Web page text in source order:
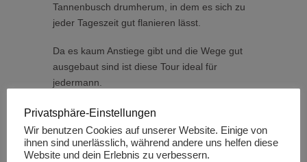
Tannenbusch drumherum, in dem es sich zu
jeder Tageszeit gut flanieren lässt.
Da es kaum Anstiege gibt und die Wege gut
ausgebaut sind ist diese Tour ideal für
jedermann.
Privatsphäre-Einstellungen
Wir benutzen Cookies auf unserer Website. Einige von
ihnen sind unerlässlich, während andere uns helfen diese
Website und dein Erlebnis zu verbessern.